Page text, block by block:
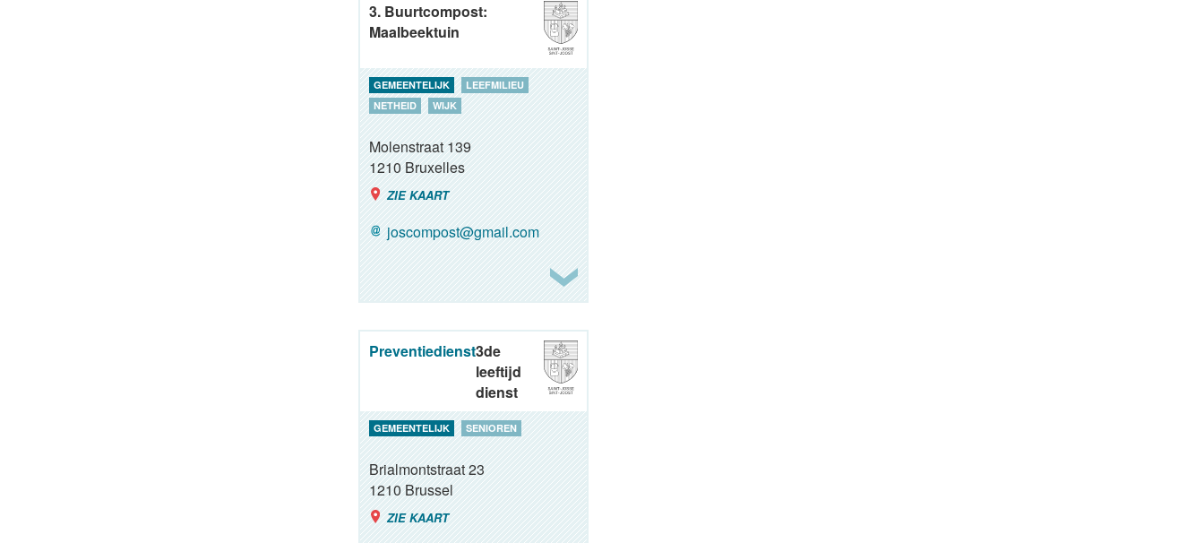
3. Buurtcompost:
Maalbeektuin
GEMEENTELIJK
LEEFMILIEU
NETHEID
WIJK
Molenstraat 139
1210Bruxelles
ZIE KAART
joscompost@gmail.com
Preventiedienst3de
leeftijd
dienst
GEMEENTELIJK SENIOREN
Brialmontstraat 23
1210Brussel
ZIE KAART